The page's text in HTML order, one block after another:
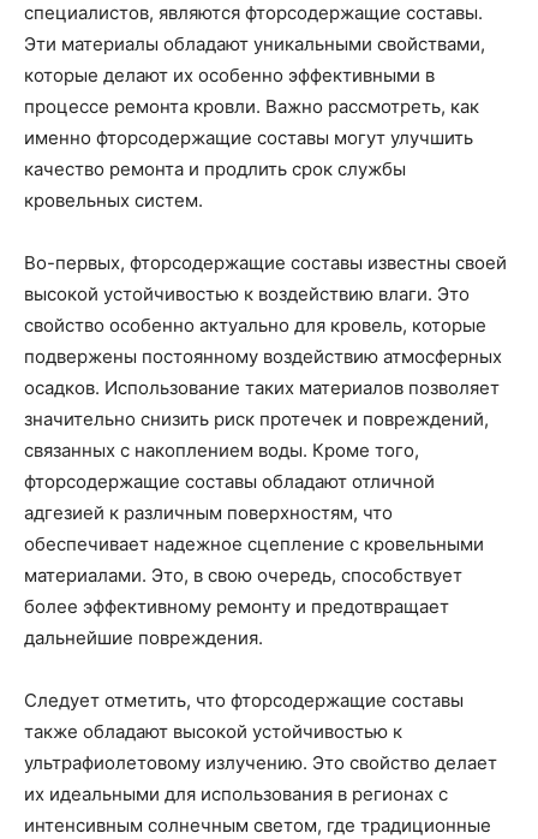
специалистов, являются фторсодержащие составы.
Эти материалы обладают уникальными свойствами,
которые делают их особенно эффективными в
процессе ремонта кровли. Важно рассмотреть, как
именно фторсодержащие составы могут улучшить
качество ремонта и продлить срок службы
кровельных систем.
Во-первых, фторсодержащие составы известны своей
высокой устойчивостью к воздействию влаги. Это
свойство особенно актуально для кровель, которые
подвержены постоянному воздействию атмосферных
осадков. Использование таких материалов позволяет
значительно снизить риск протечек и повреждений,
связанных с накоплением воды. Кроме того,
фторсодержащие составы обладают отличной
адгезией к различным поверхностям, что
обеспечивает надежное сцепление с кровельными
материалами. Это, в свою очередь, способствует
более эффективному ремонту и предотвращает
дальнейшие повреждения.
Следует отметить, что фторсодержащие составы
также обладают высокой устойчивостью к
ультрафиолетовому излучению. Это свойство делает
их идеальными для использования в регионах с
интенсивным солнечным светом, где традиционные